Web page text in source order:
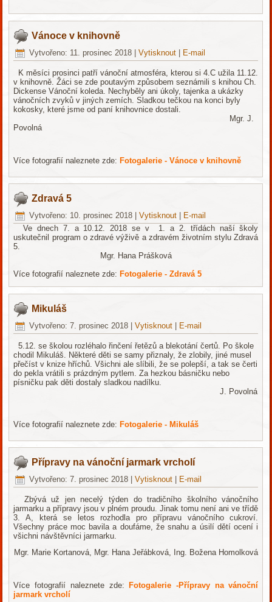
Vánoce v knihovně
Vytvořeno: 11. prosinec 2018 |Vytisknout E-mail
K měsíci prosinci patří vánoční atmosféra, kterou si 4.C užila 11.12.
v knihovně. Žáci se zde poutavým způsobem seznámili s knihou Ch.
Dickense Vánoční koleda. Nechyběly ani úkoly, tajenka a ukázky
vánočních zvyků v jiných zemích. Sladkou tečkou na konci byly
kokosky, které jsme od paní knihovnice dostali.
Mgr. J.
Povolná
Více fotografií naleznete zde:Fotogalerie - Vánoce v knihovně
Zdravá 5
Vytvořeno: 10. prosinec 2018 |Vytisknout
E-mail
Ve dnech 7. a 10.12. 2018 se v 1. a 2. třídách naší školy
uskutečnil program o zdravé výživě a zdravém životním stylu Zdravá
5.
Mgr. Hana Prášková
Více fotografií naleznete zde:Fotogalerie - Zdravá 5
Mikuláš
Vytvořeno: 7. prosinec 2018 |Vytisknout E-mail
5.12. se školou rozléhalo řinčení řetězů a blekotání čertů. Po škole
chodil Mikuláš. Některé děti se samy přiznaly, že zlobily, jiné musel
přečíst v knize hříchů. Všichni ale slíbili, že se polepší, a tak se čerti
do pekla vrátili s prázdným pytlem. Za hezkou básničku nebo
písničku pak děti dostaly sladkou nadílku.
J. Povolná
Více fotografií naleznete zde:Fotogalerie - Mikuláš
Přípravy na vánoční jarmark vrcholí
Vytvořeno: 7. prosinec 2018 |Vytisknout E-mail
Zbývá už jen necelý týden do tradičního školního vánočního
jarmarku a přípravy jsou v plném proudu. Jinak tomu není ani ve třídě
3. A, která se letos rozhodla pro přípravu vánočního cukroví.
Všechny práce moc bavila a doufáme, že snahu a úsilí dětí ocení i
všichni návštěvníci jarmarku.
Mgr. Marie Kortanová, Mgr. Hana Jeřábková, Ing. Božena Homolková
Více fotografií naleznete zde:Fotogalerie -Přípravy na vánoční
jarmark vrcholí